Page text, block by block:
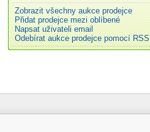
Zobrazit všechny aukce prodejce
Přidat prodejce mezi oblíbené
Napsat uživateli email
Odebírat aukce prodejce pomocí RSS